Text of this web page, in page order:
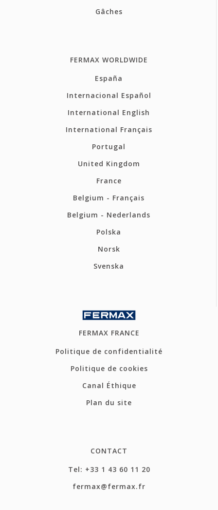
Gâches
FERMAX WORLDWIDE
España
Internacional Español
International English
International Français
Portugal
United Kingdom
France
Belgium - Français
Belgium - Nederlands
Polska
Norsk
Svenska
FERMAX FRANCE
Politique de confidentialité
Politique de cookies
Canal Éthique
Plan du site
CONTACT
Tel: +33 1 43 60 11 20
fermax@fermax.fr